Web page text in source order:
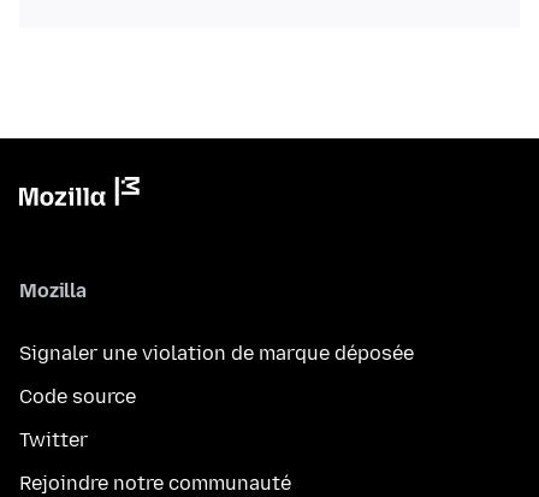
Mozilla
Signaler une violation de marque déposée
Code source
Twitter
Rejoindre notre communauté